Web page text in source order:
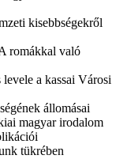
kisebbségekről
romákkal való
a kassai Városi
állomásai
magyar irodalom
tükrében